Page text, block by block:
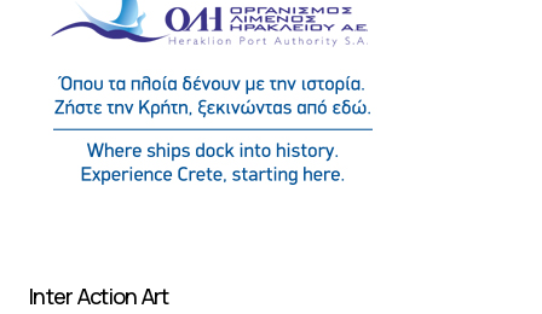
Inter Action Art